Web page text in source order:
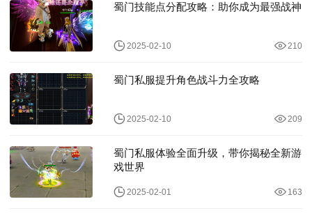
蜀门技能点分配攻略：助你成为最强战神
2025-02-10 210
蜀门私服提升角色战斗力全攻略
2025-02-10 209
蜀门私服体验全面升级，带你揭秘全新游
戏世界
2025-02-01 163